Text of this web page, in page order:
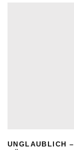
UNGLAUBLICH